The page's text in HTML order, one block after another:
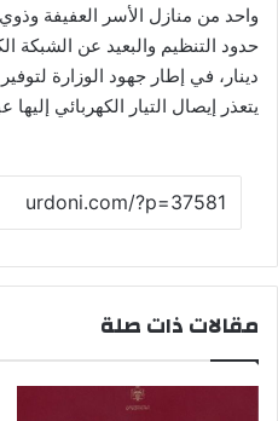
واحد من منازل الأسر العفيفة
دينار، في إطار جهود الوزارة
يتعذر إيصال التيار الكهربائي إليها
مقالات ذات صلة